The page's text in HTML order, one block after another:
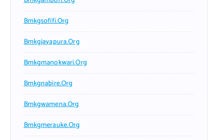
Bmkgsofifi.org
Bmkgjayapura.org
Bmkgmanokwari.org
Bmkgnabire.org
Bmkgwamena.org
Bmkgmerauke.org